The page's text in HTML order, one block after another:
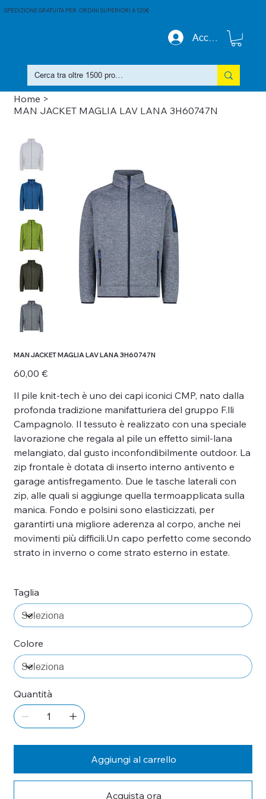
Accedi
SPEDIZIONE GRATUITA PER ORDINI SUPERIORI A 120€
Home >
MAN JACKET MAGLIA LAV LANA 3H60747N
MAN JACKET MAGLIA LAV LANA 3H60747N
Prezzo
60,00 €
Il pile knit-tech è uno dei capi iconici CMP, nato dalla
profonda tradizione manifatturiera del gruppo F.lli
Campagnolo. Il tessuto è realizzato con una speciale
lavorazione che regala al pile un effetto simil-lana
melangiato, dal gusto inconfondibilmente outdoor. La
zip frontale è dotata di inserto interno antivento e
garage antisfregamento. Due le tasche laterali con
zip, alle quali si aggiunge quella termoapplicata sulla
manica. Fondo e polsini sono elasticizzati, per
garantirti una migliore aderenza al corpo, anche nei
movimenti più difficili.Un capo perfetto come secondo
strato in inverno o come strato esterno in estate.
Taglia
Colore
Quantità
Aggiungi al carrello
Acquista ora